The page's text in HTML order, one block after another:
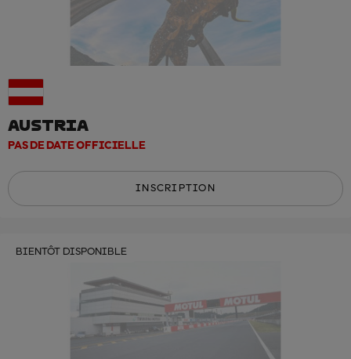
AUSTRIA
PAS DE DATE OFFICIELLE
INSCRIPTION
BIENTÔT DISPONIBLE